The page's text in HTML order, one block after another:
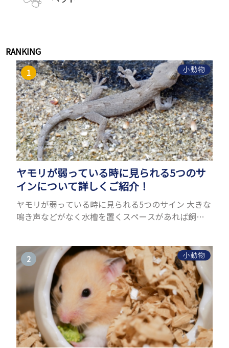
RANKING
小動物
ヤモリが弱っている時に見られる5つのサ
インについて詳しくご紹介！
ヤモリが弱っている時に見られる5つのサイン 大きな
鳴き声などがなく水槽を置くスペースがあれば飼う
でしょうか...
小動物